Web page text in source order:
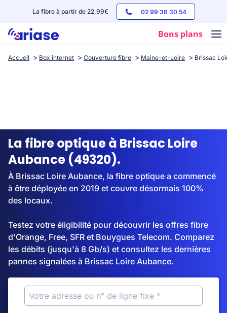
La fibre à partir de 22,99€ 02 99 36 30 54
Bons plans
Box internet
Streaming
Accueil Box internet Couverture fibre Maine-et-Loire Brissac
La fibre optique à Brissac Loire
Aubance (49320).
À Brissac Loire Aubance, la fibre optique a commencé
à être déployée en 2019 et couvre désormais 100%
des locaux.
Testez votre éligibilité pour découvrir les offres fibre
d'Orange, Free, SFR et Bouygues Telecom. Comparez
les débits (jusqu'à 8 Gb/s) et consultez les dernières
pannes signalées à Brissac Loire Aubance.